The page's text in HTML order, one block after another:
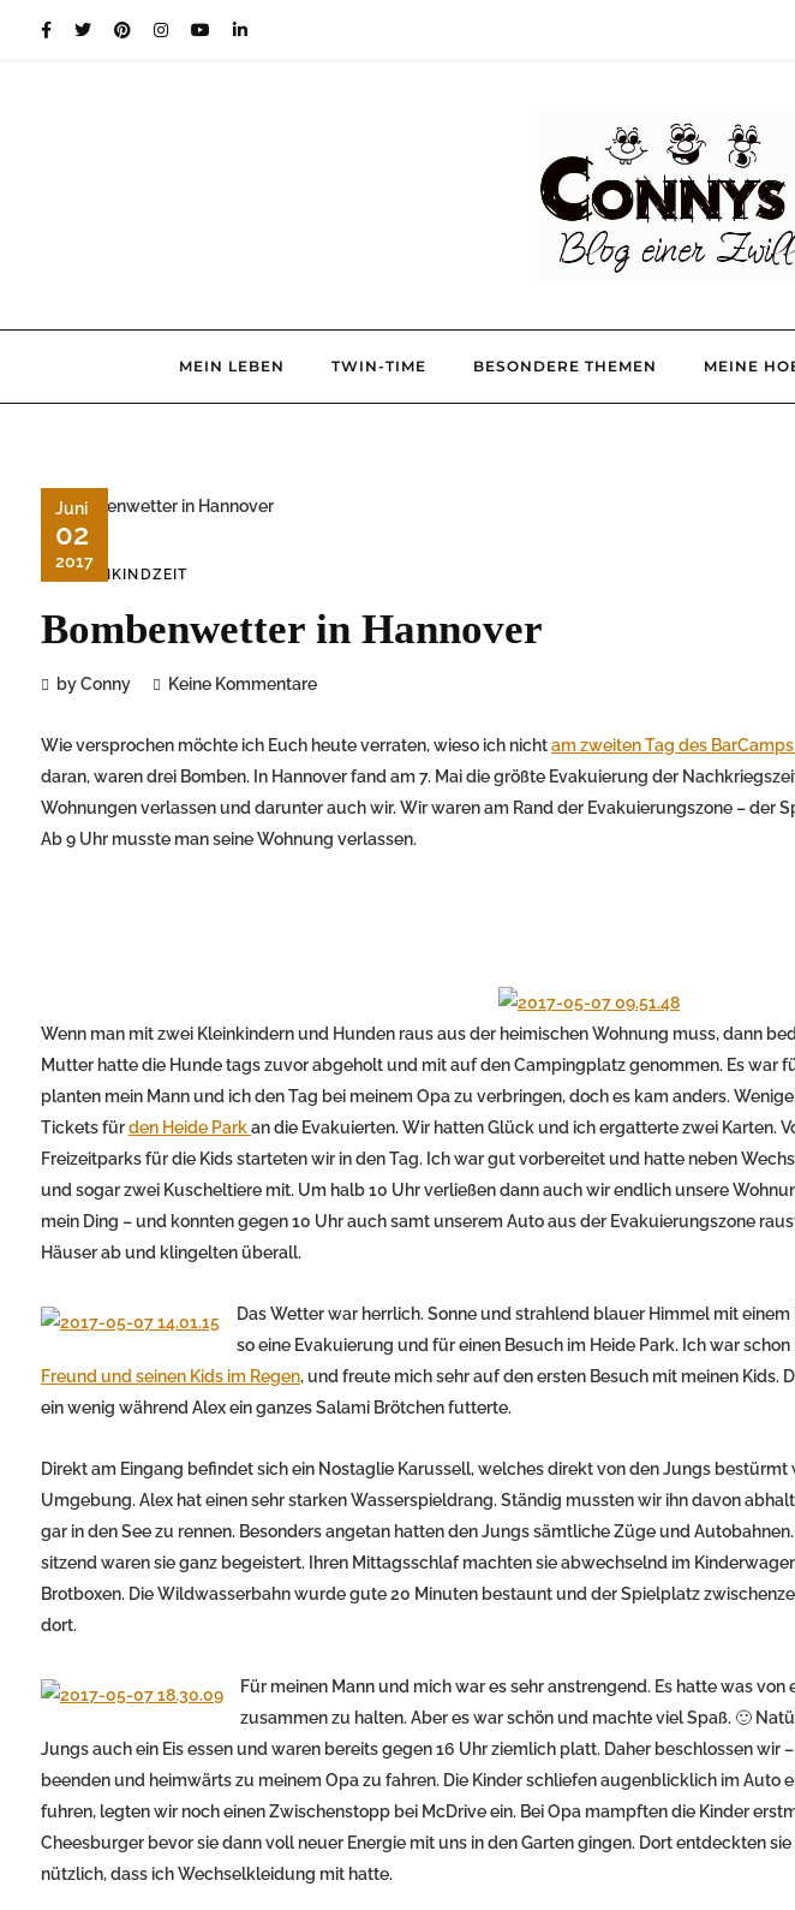
MEIN LEBEN TWIN-TIME BESONDERE THEMEN MEINE
Juni
02
2017
KLEINKINDZEIT
Bombenwetter in Hannover
by Conny Keine Kommentare
Wie versprochen möchte ich Euch heute verraten, wieso ich nichtam zweiten Tag des
daran, waren drei Bomben. In Hannover fand am 7. Mai die größte Evakuierung der
Wohnungen verlassen und darunter auch wir. Wir waren am Rand der Evakuierungszone – der
Ab 9 Uhr musste man seine Wohnung verlassen.
Wenn man mit zwei Kleinkindern und Hunden raus aus der heimischen Wohnung muss, dann
Mutter hatte die Hunde tags zuvor abgeholt und mit auf den Campingplatz genommen. Es war
planten mein Mann und ich den Tag bei meinem Opa zu verbringen, doch es kam anders.
Tickets fürden Heide Parkan die Evakuierten. Wir hatten Glück und ich ergatterte zwei Karten.
Freizeitparks für die Kids starteten wir in den Tag. Ich war gut vorbereitet und hatte neben
und sogar zwei Kuscheltiere mit. Um halb 10 Uhr verließen dann auch wir endlich unsere
mein Ding – und konnten gegen 10 Uhr auch samt unserem Auto aus der Evakuierungszone
Häuser ab und klingelten überall.
Das Wetter war herrlich. Sonne und strahlend blauer Himmel mit
so eine Evakuierung und für einen Besuch im Heide Park. Ich war
Freund und seinen Kids im Regen, und freute mich sehr auf den ersten Besuch mit meinen Kids.
ein wenig während Alex ein ganzes Salami Brötchen futterte.
Direkt am Eingang befindet sich ein Nostaglie Karussell, welches direkt von den Jungs
Umgebung. Alex hat einen sehr starken Wasserspieldrang. Ständig mussten wir ihn davon
gar in den See zu rennen. Besonders angetan hatten den Jungs sämtliche Züge und
sitzend waren sie ganz begeistert. Ihren Mittagsschlaf machten sie abwechselnd im
Brotboxen. Die Wildwasserbahn wurde gute 20 Minuten bestaunt und der Spielplatz
dort.
Für meinen Mann und mich war es sehr anstrengend. Es hatte was von
zusammen zu halten. Aber es war schön und machte viel Spaß. 🙂
Jungs auch ein Eis essen und waren bereits gegen 16 Uhr ziemlich platt. Daher beschlossen wir
beenden und heimwärts zu meinem Opa zu fahren. Die Kinder schliefen augenblicklich im Auto
fuhren, legten wir noch einen Zwischenstopp bei McDrive ein. Bei Opa mampften die Kinder
Cheesburger bevor sie dann voll neuer Energie mit uns in den Garten gingen. Dort entdeckten
nützlich, dass ich Wechselkleidung mit hatte.